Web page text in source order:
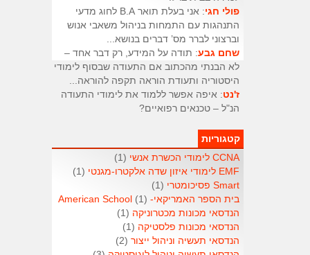
פולי חגי
: אני בעלת תואר B.A לחוג מדעי
התנהגות עם התמחות בניהול משאבי אנוש
וברצוני לברר מס’ דברים בנושא...
שחם גבע: תודה על המידע, רק דבר אחד –
לא הבנתי מהכתוב אם התעודה שבסוף לימודי
היסטוריה ותעודת הוראה תקפה להוראה...
ז'נט: איפה אפשר ללמוד את לימודי התעודה
הנ"ל – טכנאים רפואיים?
קטגוריות
CCNA לימודי הכשרת אנשי
(1)
EMF לימודי איזון שדה אלקטרו-מגנטי
(1)
Smart פסיכומטרי
(1)
בית הספר האמריקאי- American School (1)
הנדסאי מכונות מכטרוניקה (1)
הנדסאי מכונות פלסטיקה (1)
הנדסאי תעשיה וניהול ייצור (2)